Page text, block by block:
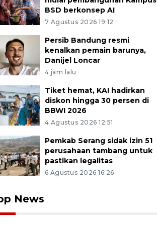
BSD berkonsep AI
7 Agustus 2026 19:12
Persib Bandung resmi
kenalkan pemain barunya,
Danijel Loncar
4 jam lalu
Tiket hemat, KAI hadirkan
diskon hingga 30 persen di
BBWI 2026
4 Agustus 2026 12:51
Pemkab Serang sidak izin 51
perusahaan tambang untuk
pastikan legalitas
6 Agustus 2026 16:26
News